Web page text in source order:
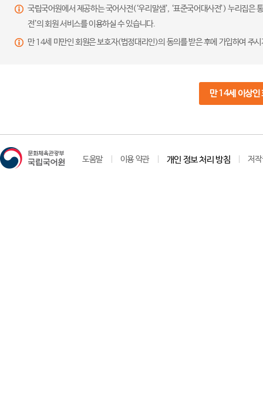
국립국어원에서 제공하는 국어사전(‘우리말샘’, ‘표준국어대사전’) 누리집
전’의 회원 서비스를 이용하실 수 있습니다.
만 14세 미만인 회원은 보호자(법정대리인)의 동의를 받은 후에 가입하여 주
만 14세 이상인
도움말 이용 약관 개인 정보 처리 방침 저